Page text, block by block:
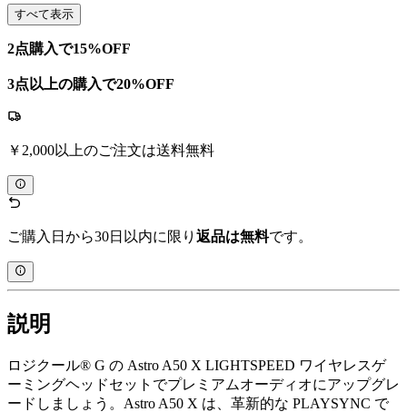
すべて表示
2点購入で15%OFF
3点以上の購入で20%OFF
￥2,000以上のご注文は送料無料
ご購入日から30日以内に限り 返品は無料です。
説明
ロジクール® G の Astro A50 X LIGHTSPEED ワイヤレスゲ
ーミングヘッドセットでプレミアムオーディオにアップグレ
ードしましょう。Astro A50 X は、革新的な PLAYSYNC で